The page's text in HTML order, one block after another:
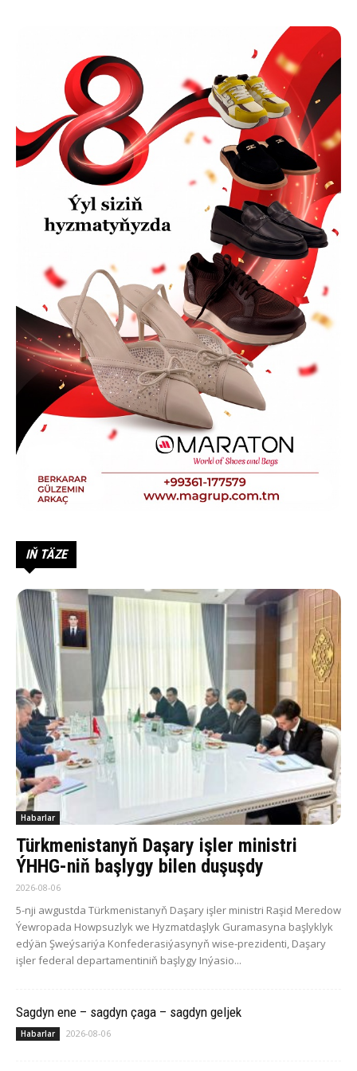
IŇ TÄZE
Habarlar
Türkmenistanyň Daşary işler ministri
ÝHHG-niň başlygy bilen duşuşdy
2026-08-06
5-nji awgustda Türkmenistanyň Daşary işler ministri Raşid Meredow
Ýewropada Howpsuzlyk we Hyzmatdaşlyk Guramasyna başlyklyk
edýän Şweýsariýa Konfederasiýasynyň wise-prezidenti, Daşary
işler federal departamentiniň başlygy Inýasio...
Sagdyn ene – sagdyn çaga – sagdyn geljek
Habarlar 2026-08-06